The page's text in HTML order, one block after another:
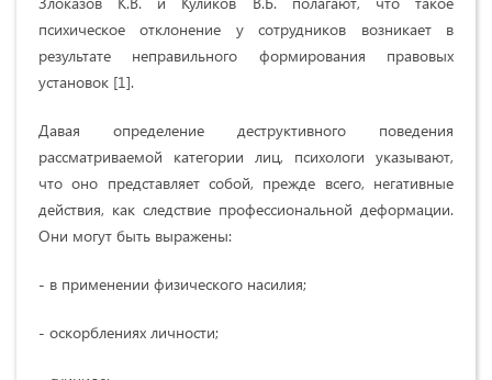
психическое отклонение у сотрудников возникает в
результате неправильного формирования правовых
установок [1].
Давая определение деструктивного поведения
рассматриваемой категории лиц, психологи указывают,
что оно представляет собой, прежде всего, негативные
действия, как следствие профессиональной деформации.
Они могут быть выражены:
- в применении физического насилия;
- оскорблениях личности;